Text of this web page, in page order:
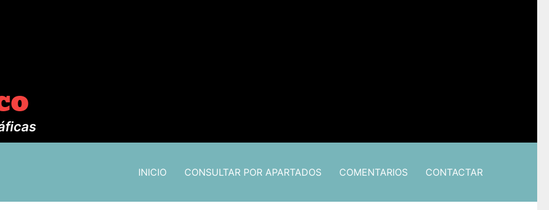
INICIO CONSULTAR POR APARTADOS COMENTARIOS CONTACTAR